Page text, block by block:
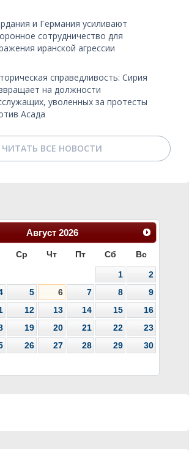
и Германия усиливают
сотрудничество для
иранской агрессии
справедливость: Сирия
на должности
уволенных за протесты
Асада
ЧИТАТЬ ВСЕ НОВОСТИ
Август 2026
Ср Чт Пт Сб Вс
1
2
5 6 7 8
9
12 13 14 15
16
19 20 21 22
23
26 27 28 29
30